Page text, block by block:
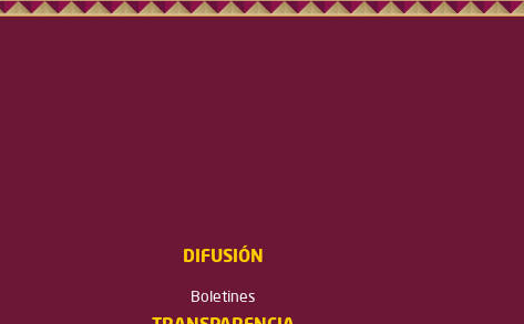
DIFUSIÓN
Boletines